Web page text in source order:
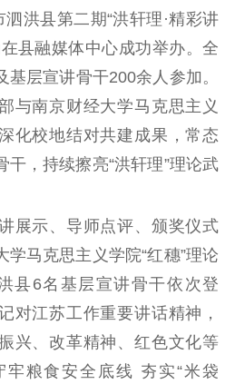
政策法规
作动态
论武装
宣传宣讲 研究阐释
作通知
成果集萃
资料下载
闻宣传
外宣传
新闻发布
品牌栏目
县第二期“洪轩理·精彩讲
县融媒体中心成功举办。全
层宣讲骨干200余人参加。
与南京财经大学马克思主义
化校地结对共建成果，常态
，持续擦亮“洪轩理”理论武
示、导师点评、颁奖仪式
马克思主义学院“红穗”理论
县6名基层宣讲骨干依次登
对江苏工作重要讲话精神，
兴、改革精神、红色文化等
粮食安全底线 夯实“米袋